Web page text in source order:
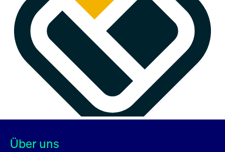
Über uns